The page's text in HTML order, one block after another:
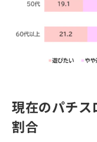
現在のパチス
割合